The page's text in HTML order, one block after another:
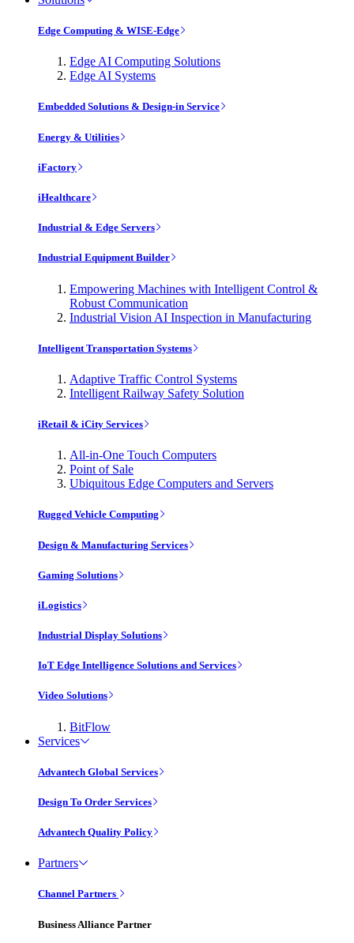
Edge Computing & WISE-Edge
Edge AI Computing Solutions
Edge AI Systems
Embedded Solutions & Design-in Service
Energy & Utilities
iFactory
iHealthcare
Industrial & Edge Servers
Industrial Equipment Builder
Empowering Machines with Intelligent Control &
Robust Communication
Industrial Vision AI Inspection in Manufacturing
Intelligent Transportation Systems
Adaptive Traffic Control Systems
Intelligent Railway Safety Solution
iRetail & iCity Services
All-in-One Touch Computers
Point of Sale
Ubiquitous Edge Computers and Servers
Rugged Vehicle Computing
Design & Manufacturing Services
Gaming Solutions
iLogistics
Industrial Display Solutions
IoT Edge Intelligence Solutions and Services
Video Solutions
BitFlow
Services
Advantech Global Services
Design To Order Services
Advantech Quality Policy
Partners
Channel Partners
Business Alliance Partner